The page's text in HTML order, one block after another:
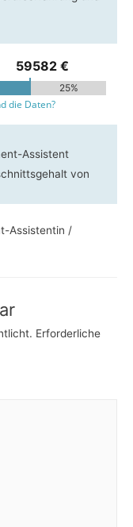
59582 €
25%
die Daten?
Assistent
von
Assistentin /
Erforderliche